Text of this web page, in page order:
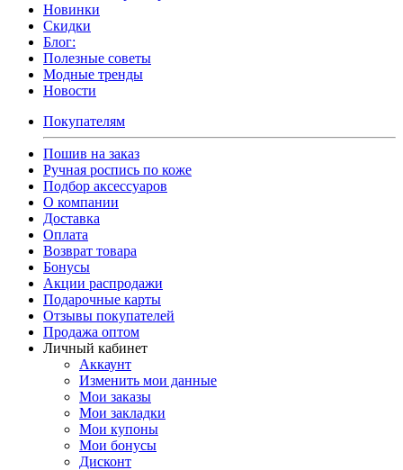
Новинки
Скидки
Блог:
Полезные советы
Модные тренды
Новости
Покупателям
Пошив на заказ
Ручная роспись по коже
Подбор аксессуаров
О компании
Доставка
Оплата
Возврат товара
Бонусы
Акции распродажи
Подарочные карты
Отзывы покупателей
Продажа оптом
Личный кабинет
Аккаунт
Изменить мои данные
Мои заказы
Мои закладки
Мои купоны
Мои бонусы
Дисконт